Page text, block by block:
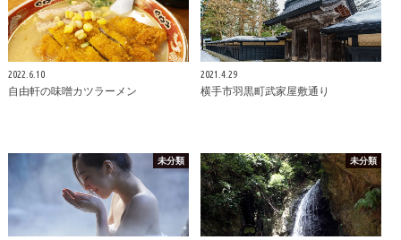
2022.6.10
自由軒の味噌カツラーメン
2021.4.29
横手市羽黒町武家屋敷通り
未分類 未分類